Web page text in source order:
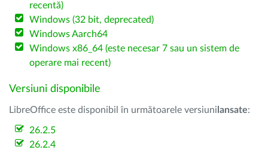
recentă)
Windows (32 bit, deprecated)
Windows Aarch64
Windows x86_64 (este necesar 7 sau un sistem de
operare mai recent)
Versiuni disponibile
LibreOffice este disponibil în următoarele versiuni lansate:
26.2.5
26.2.4